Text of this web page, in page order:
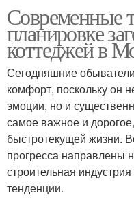
Современные
планировке
коттеджей в
Сегодняшние
комфорт, поскольку он
эмоции, но и
самое важное и
быстротекущей жизни.
прогресса направлены
строительная
тенденции.